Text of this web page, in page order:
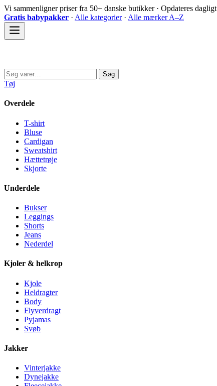
Spring
til
indhold
Vi sammenligner priser fra 50+ danske butikker · Opdateres dagligt
Gratis babypakker · Alle kategorier· Alle mærker A–Z
Søg
efter:
Søg
Tøj
Overdele
T-shirt
Bluse
Cardigan
Sweatshirt
Hættetrøje
Skjorte
Underdele
Bukser
Leggings
Shorts
Jeans
Nederdel
Kjoler & helkrop
Kjole
Heldragter
Body
Flyverdragt
Pyjamas
Svøb
Jakker
Vinterjakke
Dynejakke